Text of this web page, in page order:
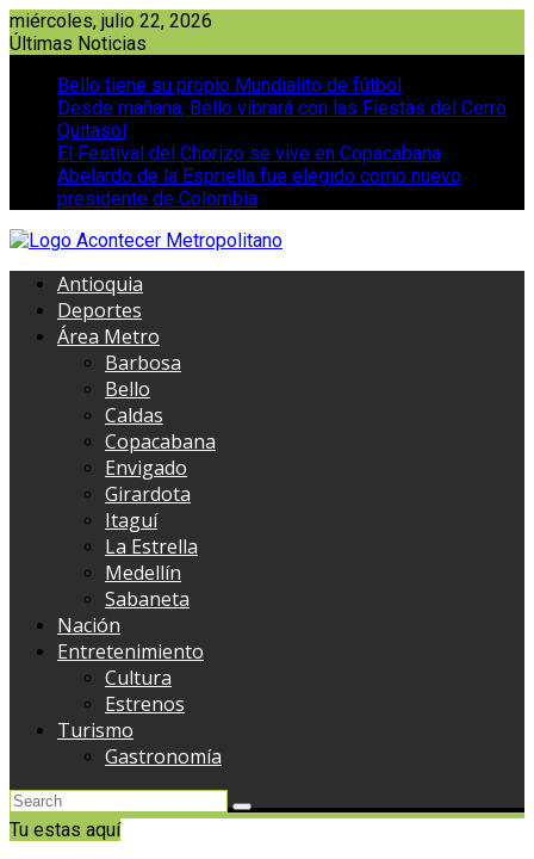
Saltar
al
miércoles, julio 22, 2026
Últimas Noticias
Bello tiene su propio Mundialito de fútbol
Desde mañana, Bello vibrará con las Fiestas del Cerro
Quitasol
El Festival del Chorizo se vive en Copacabana
Abelardo de la Espriella fue elegido como nuevo
presidente de Colombia
Antioquia
Deportes
Área Metro
Barbosa
Bello
Caldas
Copacabana
Envigado
Girardota
Itaguí
La Estrella
Medellín
Sabaneta
Nación
Entretenimiento
Cultura
Estrenos
Turismo
Gastronomía
Tu estas aquí